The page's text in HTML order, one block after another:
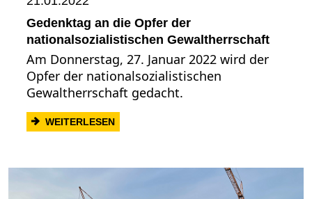
Gedenktag an die Opfer der
nationalsozialistischen Gewaltherrschaft
Am Donnerstag, 27. Januar 2022 wird der
Opfer der nationalsozialistischen
Gewaltherrschaft gedacht.
WEITERLESEN: GEDENKTAG AN DIE OPFER DER